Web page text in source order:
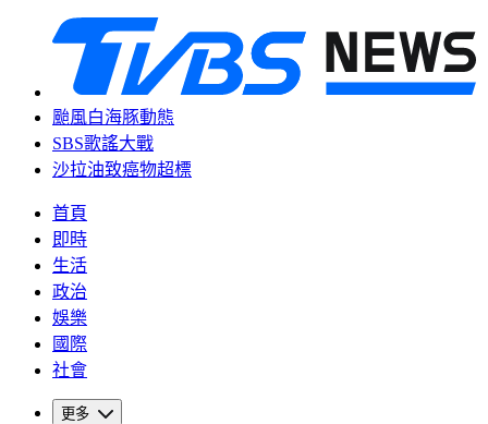
颱風白海豚動態
SBS歌謠大戰
沙拉油致癌物超標
首頁
即時
生活
政治
娛樂
國際
社會
更多